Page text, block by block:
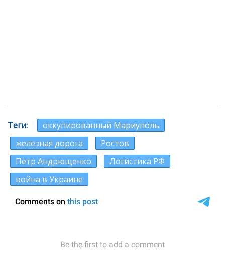
Теги
оккупированный Мариуполь
железная дорога
Ростов
Петр Андрющенко
Логистика РФ
война в Украине